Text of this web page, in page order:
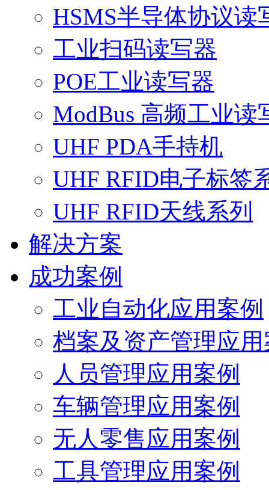
HSMS半导体协议读
工业扫码读写器
POE工业读写器
ModBus 高频工业读
UHF PDA手持机
UHF RFID电子标签
UHF RFID天线系列
解决方案
成功案例
工业自动化应用案例
档案及资产管理应
人员管理应用案例
车辆管理应用案例
无人零售应用案例
工具管理应用案例